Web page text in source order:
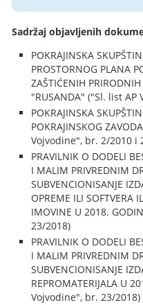
Sadržaj objavljenih
POKRAJINSKA
PROSTORNOG PLANA
ZAŠTIĆENIH
"RUSANDA" ("Sl. list
POKRAJINSKA
POKRAJINSKOG
Vojvodine", br. 2/2010 i
PRAVILNIK O DODELI
I MALIM PRIVREDNIM
SUBVENCIONISANJE
OPREME ILI SOFTVERA
IMOVINE U 2018.
23/2018)
PRAVILNIK O DODELI
I MALIM PRIVREDNIM
SUBVENCIONISANJE
REPROMATERIJALA U
Vojvodine", br. 23/2018)